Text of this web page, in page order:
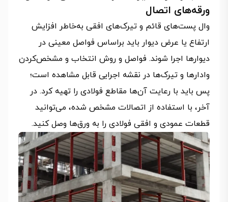
ورقه‌های اتصال
وال پست‌های قائم و تیرک‌های افقی به‌خاطر افزایش
ارتفاع یا عرض دیوار باید براساس فواصل معینی در
دیوارها اجرا شوند. فواصل و روش انتخاب و مشخص‌کردن
وادارها و تیرک‌ها در نقشه اجرایی قابل مشاهده است؛
پس باید با رعایت آن‌ها مقاطع فولادی را تهیه کرد. در
آخر، با استفاده از اتصالات مشخص شده، می‌توانید
قطعات عمودی و افقی فولادی را به ورق‌ها وصل کنید.